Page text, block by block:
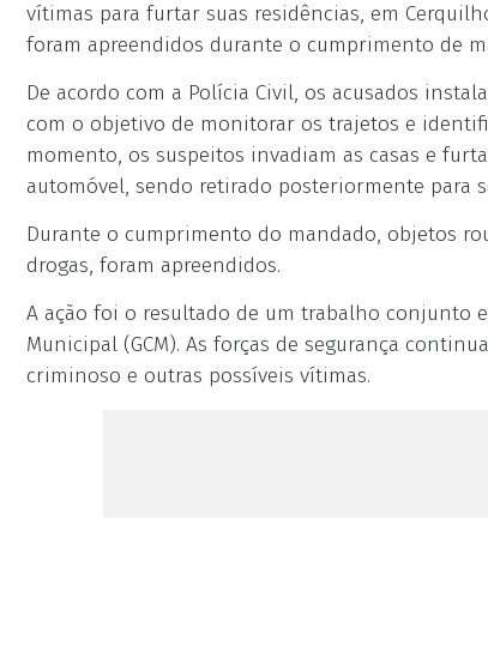
vítimas para furtar suas residências, em
foram apreendidos durante o cumprimento de
De acordo com a Polícia Civil, os acusados
com o objetivo de monitorar os trajetos e
momento, os suspeitos invadiam as casas e
automóvel, sendo retirado posteriormente para
Durante o cumprimento do mandado, objetos
drogas, foram apreendidos.
A ação foi o resultado de um trabalho conjunto
Municipal (GCM). As forças de segurança
criminoso e outras possíveis vítimas.